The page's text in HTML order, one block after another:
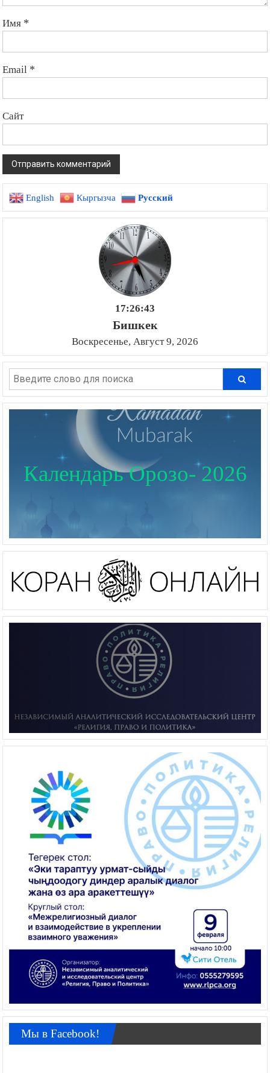
Имя *
Email *
Сайт
English Кыргызча Русский
17:26:44
Бишкек
Воскресенье, Август 9, 2026
Календарь Орозо- 2026
Мы в Facebook!